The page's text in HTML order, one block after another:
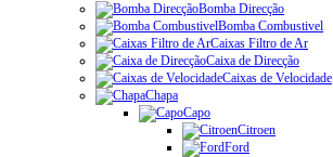
Bomba Direcção
Bomba Combustivel
Caixas Filtro de Ar
Caixa de Direcção
Caixas de Velocidade
Chapa
Capo
Citroen
Ford